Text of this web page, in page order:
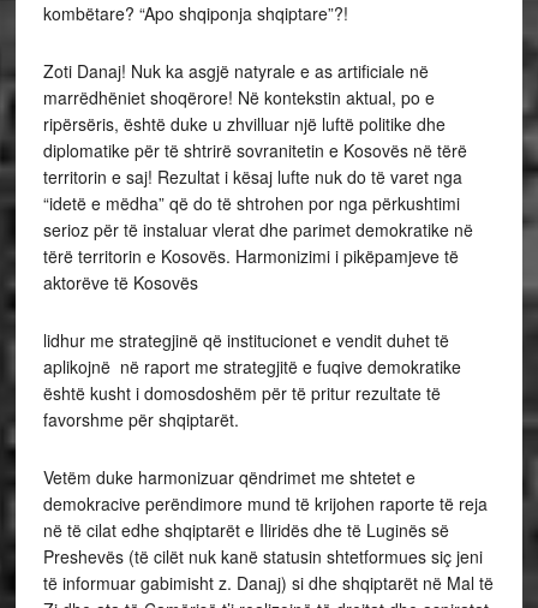
kombëtare? “Apo shqiponja shqiptare”?!
Zoti Danaj! Nuk ka asgjë natyrale e as artificiale në
marrëdhëniet shoqërore! Në kontekstin aktual, po e
ripërsëris, është duke u zhvilluar një luftë politike dhe
diplomatike për të shtrirë sovranitetin e Kosovës në tërë
territorin e saj! Rezultat i kësaj lufte nuk do të varet nga
“idetë e mëdha” që do të shtrohen por nga përkushtimi
serioz për të instaluar vlerat dhe parimet demokratike në
tërë territorin e Kosovës. Harmonizimi i pikëpamjeve të
aktorëve të Kosovës
lidhur me strategjinë që institucionet e vendit duhet të
aplikojnë në raport me strategjitë e fuqive demokratike
është kusht i domosdoshëm për të pritur rezultate të
favorshme për shqiptarët.
Vetëm duke harmonizuar qëndrimet me shtetet e
demokracive perëndimore mund të krijohen raporte të reja
në të cilat edhe shqiptarët e Iliridës dhe të Luginës së
Preshevës (të cilët nuk kanë statusin shtetformues siç jeni
të informuar gabimisht z. Danaj) si dhe shqiptarët në Mal të